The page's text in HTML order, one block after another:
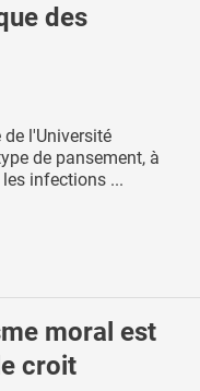
des
de l'Université
de pansement, à
infections ...
moral est
croit